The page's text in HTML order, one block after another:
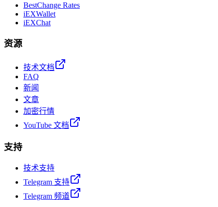
BestChange Rates
iEXWallet
iEXChat
资源
技术文档
FAQ
新闻
文章
加密行情
YouTube 文档
支持
技术支持
Telegram 支持
Telegram 频道